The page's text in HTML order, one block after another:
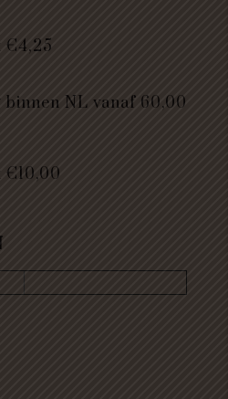
€4,25
NL vanaf 60,00
€10,00